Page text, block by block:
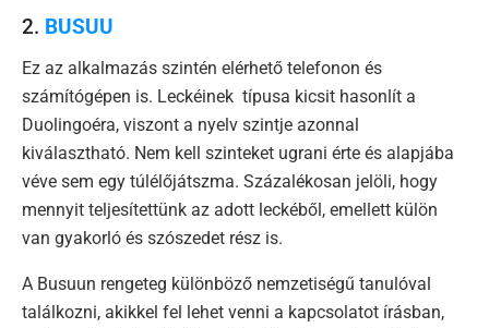
2. BUSUU
Ez az alkalmazás szintén elérhető telefonon és
számítógépen is. Leckéinek típusa kicsit hasonlít a
Duolingoéra, viszont a nyelv szintje azonnal
kiválasztható. Nem kell szinteket ugrani érte és alapjába
véve sem egy túlélőjátszma. Százalékosan jelöli, hogy
mennyit teljesítettünk az adott leckéből, emellett külön
van gyakorló és szószedet rész is.
A Busuun rengeteg különböző nemzetiségű tanulóval
találkozni, akikkel fel lehet venni a kapcsolatot írásban,